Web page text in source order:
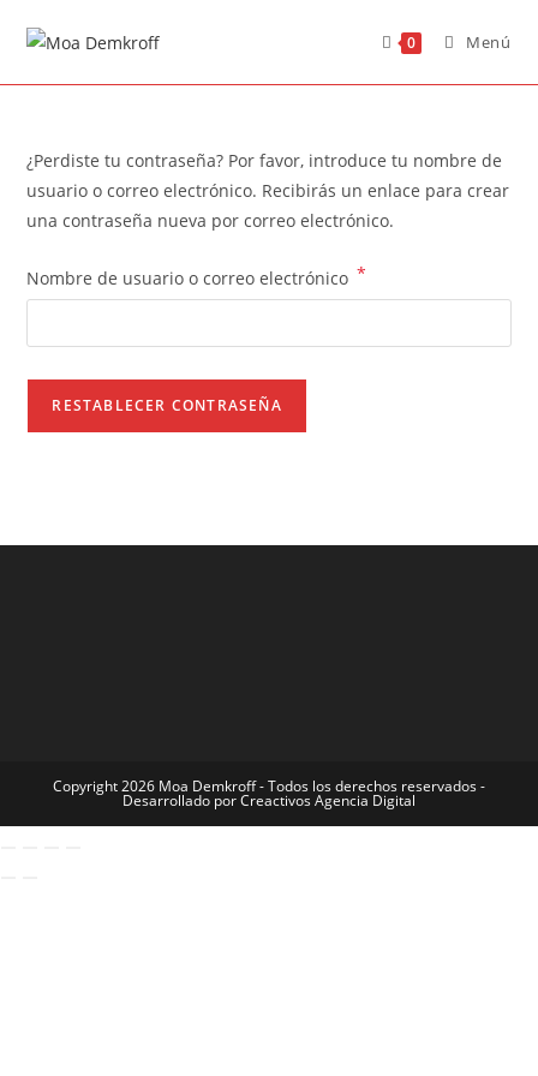
0 Menú
¿Perdiste tu contraseña? Por favor, introduce tu nombre de
usuario o correo electrónico. Recibirás un enlace para crear
una contraseña nueva por correo electrónico.
Nombre de usuario o correo electrónico *
RESTABLECER CONTRASEÑA
Copyright 2026 Moa Demkroff - Todos los derechos reservados -
Desarrollado por Creactivos Agencia Digital